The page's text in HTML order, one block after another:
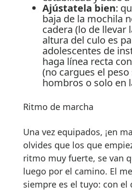
Ajústatela bien:
baja de la mochila
cadera (lo de llevar
altura del culo es
adolescentes de
haga línea recta
(no cargues el
hombros o solo en
Ritmo de marcha
Una vez equipados, ¡en
olvides que los que
ritmo muy fuerte, se van
luego por el camino. El
siempre es el tuyo: con el